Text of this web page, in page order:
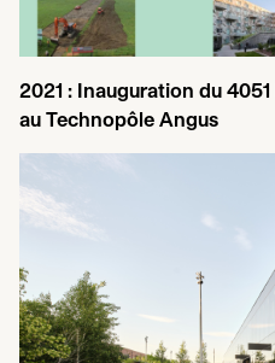
2021 : Inauguration du 4051
au Technopôle Angus